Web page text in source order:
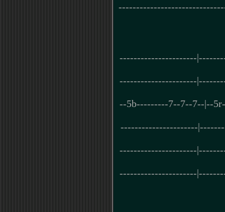
----------------------
----------------------
--5b---------7--7--7--|--
----------------------
----------------------
----------------------